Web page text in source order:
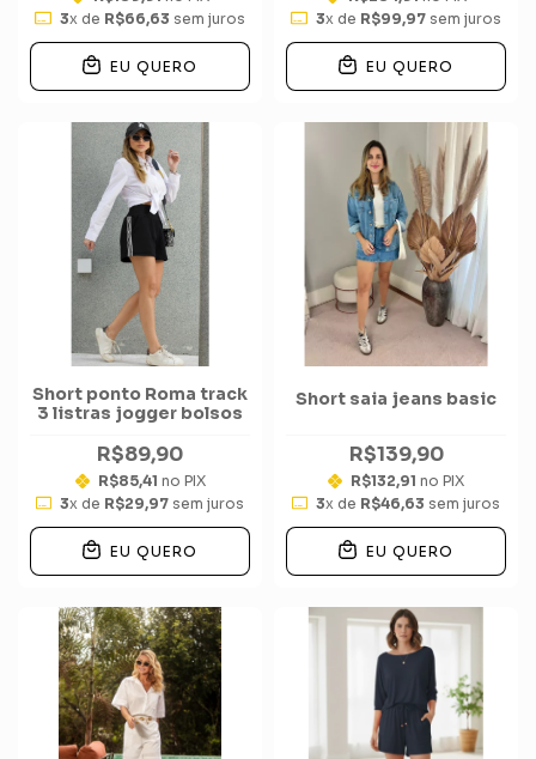
3x de R$66,63 sem juros
EU QUERO
3x de R$99,97sem juros
EU QUERO
Short ponto Roma track
3 listras jogger bolsos
R$89,90
R$85,41 no PIX
3x de R$29,97 sem juros
EU QUERO
Short saia jeans basic
R$139,90
R$132,91 no PIX
3x de R$46,63 sem juros
EU QUERO